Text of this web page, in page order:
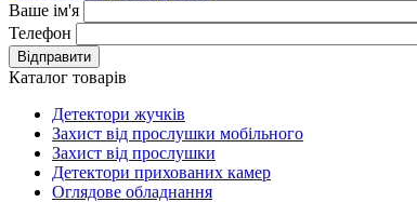
Ваше ім'я
Телефон
Відправити
Каталог товарів
Детектори жучків
Захист від прослушки мобільного
Захист від прослушки
Детектори прихованих камер
Оглядове обладнання